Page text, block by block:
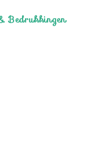
Bedrukkingen